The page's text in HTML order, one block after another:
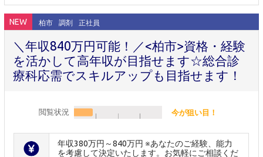
NEW 柏市 調剤 正社員
＼年収840万円可能！／<柏市>資格・経験
を活かして高年収が目指せます☆総合診
療科応需でスキルアップも目指せます！
閲覧状況 今が狙い目！
年収380万円～840万円 ※あなたのご経験、能力
を考慮して決定いたします。お気軽にご相談くだ